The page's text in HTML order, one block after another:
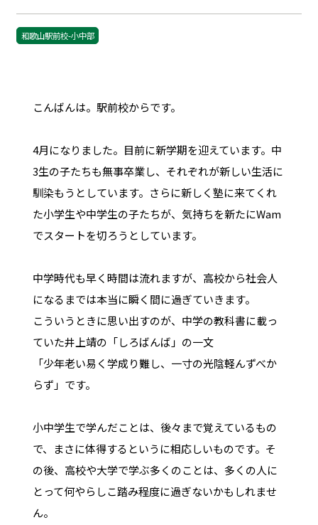
和歌山駅前校-小中部
こんばんは。駅前校からです。
4月になりました。目前に新学期を迎えています。中
3生の子たちも無事卒業し、それぞれが新しい生活に
馴染もうとしています。さらに新しく塾に来てくれ
た小学生や中学生の子たちが、気持ちを新たにWam
でスタートを切ろうとしています。
中学時代も早く時間は流れますが、高校から社会人
になるまでは本当に瞬く間に過ぎていきます。
こういうときに思い出すのが、中学の教科書に載っ
ていた井上靖の「しろばんば」の一文
「少年老い易く学成り難し、一寸の光陰軽んずべか
らず」です。
小中学生で学んだことは、後々まで覚えているもの
で、まさに体得するというに相応しいものです。そ
の後、高校や大学で学ぶ多くのことは、多くの人に
とって何やらしこ踏み程度に過ぎないかもしれませ
ん。